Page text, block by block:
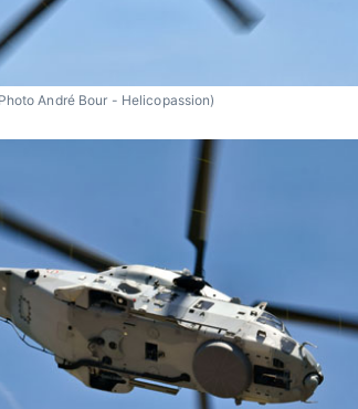
André Bour - Helicopassion)